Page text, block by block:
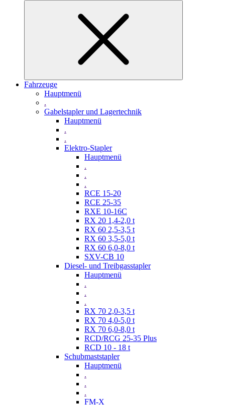
Fahrzeuge
Hauptmenü
.
Gabelstapler und Lagertechnik
Hauptmenü
.
.
Elektro-Stapler
Hauptmenü
.
.
.
RCE 15-20
RCE 25-35
RXE 10-16C
RX 20 1,4-2,0 t
RX 60 2,5-3,5 t
RX 60 3,5-5,0 t
RX 60 6,0-8,0 t
SXV-CB 10
Diesel- und Treibgasstapler
Hauptmenü
.
.
.
RX 70 2,0-3,5 t
RX 70 4,0-5,0 t
RX 70 6,0-8,0 t
RCD/RCG 25-35 Plus
RCD 10 - 18 t
Schubmaststapler
Hauptmenü
.
.
.
FM-X